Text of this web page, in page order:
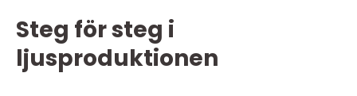
Steg för steg i
ljusproduktionen